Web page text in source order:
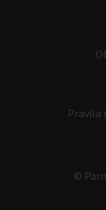
Pravila
©